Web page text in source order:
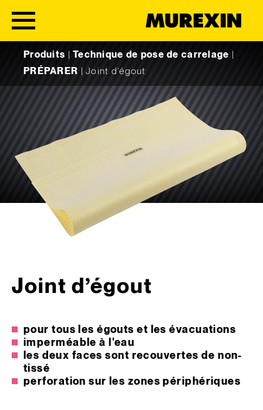
Produits |Technique de pose de carrelage
PRÉPARER |Joint d’égout
Joint d’égout
pour tous les égouts et les évacuations
imperméable à l'eau
les deux faces sont recouvertes de non-
tissé
perforation sur les zones périphériques